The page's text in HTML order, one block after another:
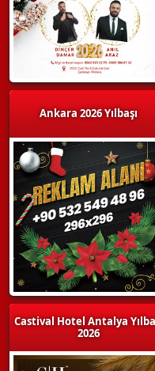
Ankara 2026 Yılbaşı
Castival Hotel Antalya
2026